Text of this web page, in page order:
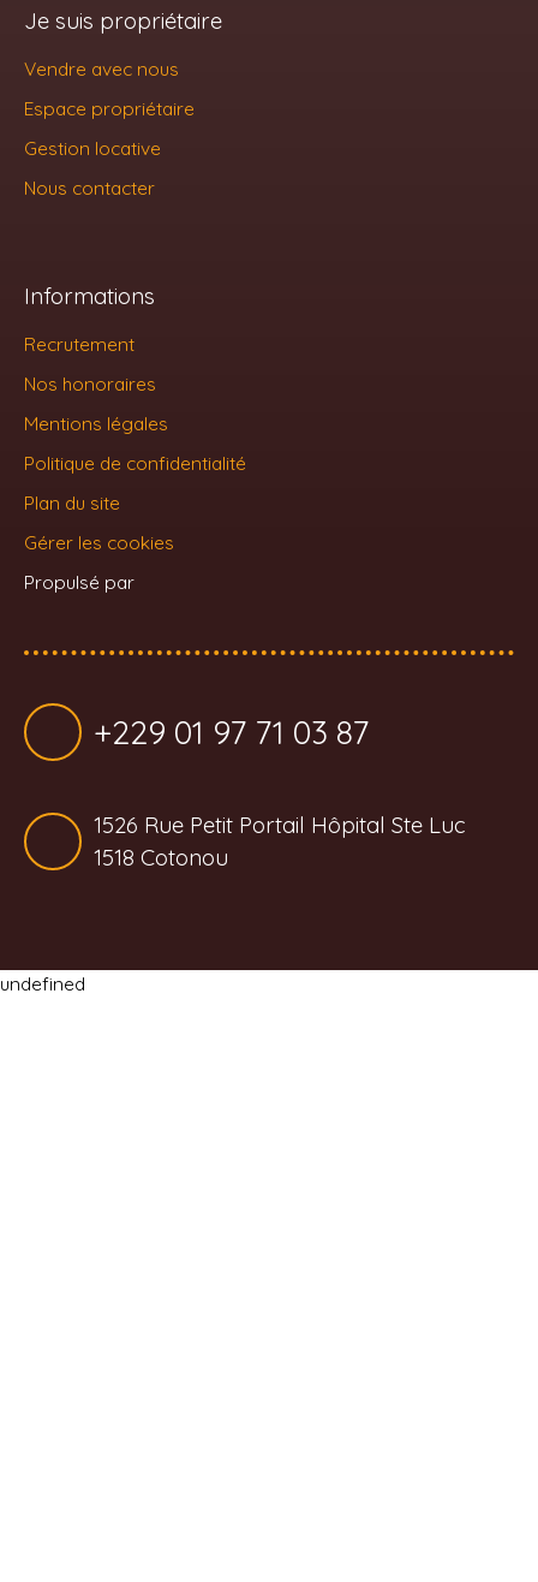
Je suis propriétaire
Vendre avec nous
Espace propriétaire
Gestion locative
Nous contacter
Informations
Recrutement
Nos honoraires
Mentions légales
Politique de confidentialité
Plan du site
Gérer les cookies
Propulsé par
+229 01 97 71 03 87
1526 Rue Petit Portail Hôpital Ste Luc
1518 Cotonou
undefined